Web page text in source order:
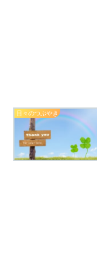
日々のつぶやき